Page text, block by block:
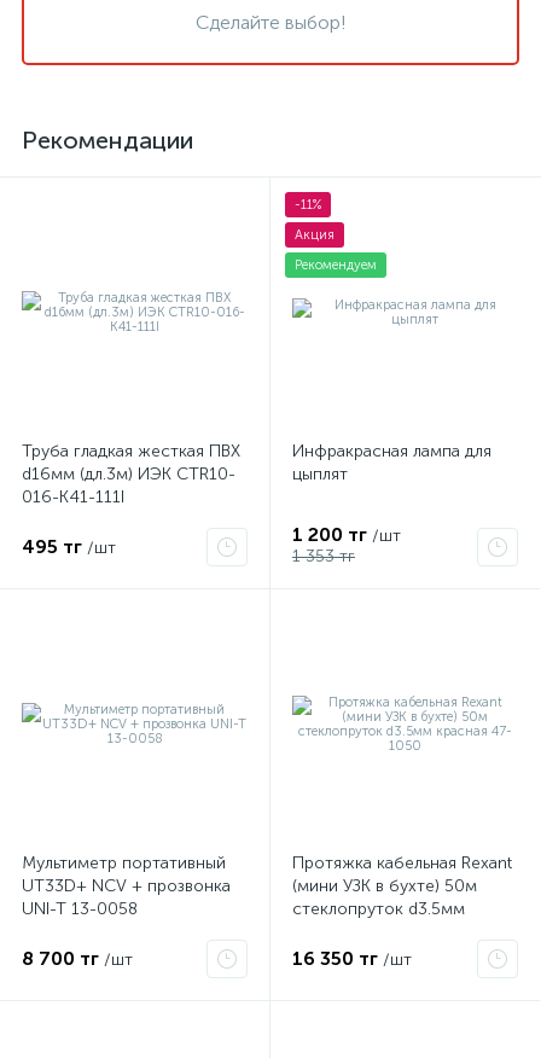
Сделайте выбор!
Рекомендации
Труба гладкая жесткая ПВХ
d16мм (дл.3м) ИЭК CTR10-
016-K41-111I
495 тг /шт
-11%
Акция
Рекомендуем
Инфракрасная лампа для
цыплят
1 200 тг /шт
1 353 тг
Мультиметр портативный
UT33D+ NCV + прозвонка
UNI-T 13-0058
8 700 тг /шт
Протяжка кабельная Rexant
(мини УЗК в бухте) 50м
стеклопруток d3.5мм
16 350 тг /шт